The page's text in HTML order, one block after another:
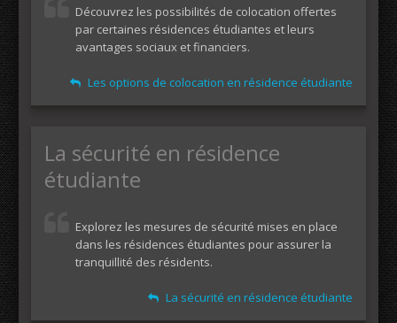
Découvrez les possibilités de colocation offertes
par certaines résidences étudiantes et leurs
avantages sociaux et financiers.
Les options de colocation en résidence étudiante
La sécurité en résidence
étudiante
Explorez les mesures de sécurité mises en place
dans les résidences étudiantes pour assurer la
tranquillité des résidents.
La sécurité en résidence étudiante